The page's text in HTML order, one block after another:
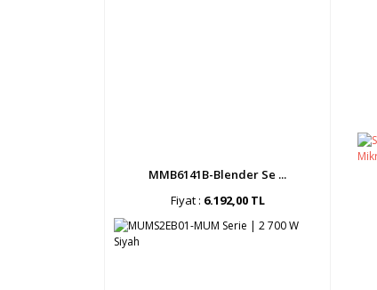
MMB6141B-Blender Se ...
Fiyat : 6.192,00 TL